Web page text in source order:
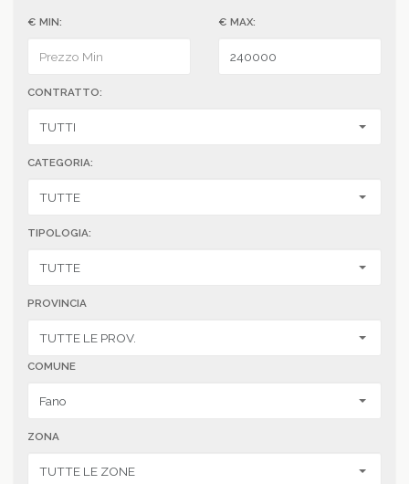
€ MIN: € MAX:
CONTRATTO:
CATEGORIA:
TIPOLOGIA:
PROVINCIA
COMUNE
ZONA